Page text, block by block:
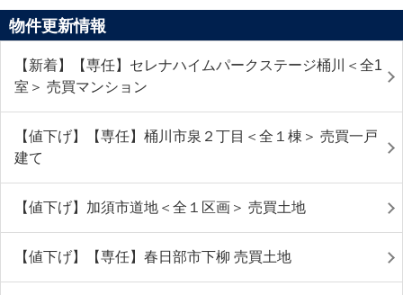
物件更新情報
【新着】【専任】セレナハイムパークステージ桶川＜全1
室＞ 売買マンション
【値下げ】【専任】桶川市泉２丁目＜全１棟＞ 売買一戸
建て
【値下げ】加須市道地＜全１区画＞ 売買土地
【値下げ】【専任】春日部市下柳 売買土地